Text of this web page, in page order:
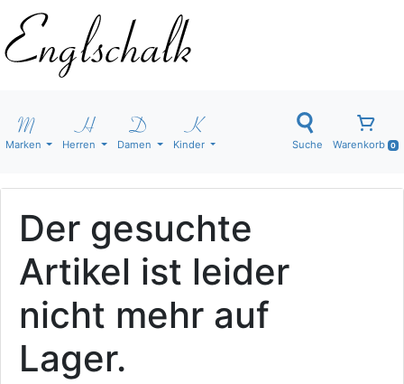
Marken Herren Damen Kinder Suche Warenkorb 0
Der gesuchte
Artikel ist leider
nicht mehr auf
Lager.